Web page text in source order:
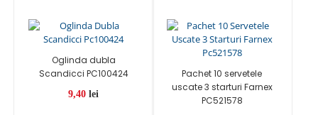
Oglinda dubla
Scandicci PC100424
9,40lei
Pachet 10 servetele
uscate 3 starturi Farnex
PC521578